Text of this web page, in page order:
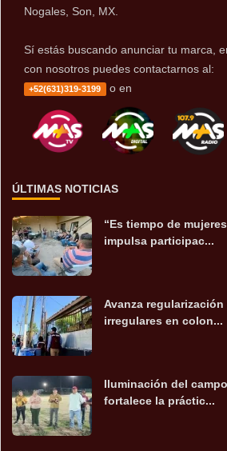
Nogales, Son, MX.
Sí estás buscando anunciar tu marca,
con nosotros puedes contactarnos al:
+52(631)319-3199 o en
ÚLTIMAS NOTICIAS
“Es tiempo de
impulsa participac...
Avanza regularización
irregulares en colon...
Iluminación del
fortalece la práctic...